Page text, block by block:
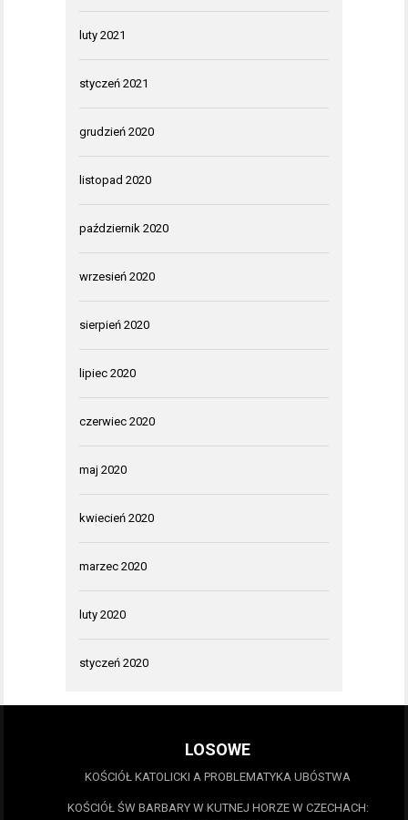
luty 2021
styczeń 2021
grudzień 2020
listopad 2020
październik 2020
wrzesień 2020
sierpień 2020
lipiec 2020
czerwiec 2020
maj 2020
kwiecień 2020
marzec 2020
luty 2020
styczeń 2020
LOSOWE
KOŚCIÓŁ KATOLICKI A PROBLEMATYKA UBÓSTWA
KOŚCIÓŁ ŚW BARBARY W KUTNEJ HORZE W CZECHACH: